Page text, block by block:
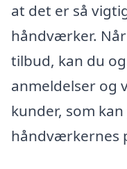
at det er så
håndværker.
tilbud, kan du
anmeldelser og
kunder, som
håndværkernes